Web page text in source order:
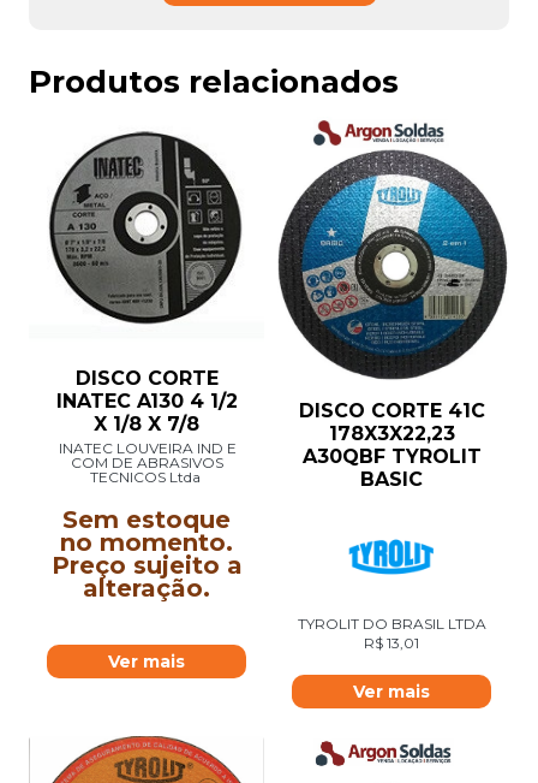
Produtos relacionados
DISCO CORTE
INATEC A130 4 1/2
X 1/8 X 7/8
INATEC LOUVEIRA IND E
COM DE ABRASIVOS
TECNICOS Ltda
Sem estoque
no momento.
Preço sujeito a
alteração.
Ver mais
DISCO CORTE 41C
178X3X22,23
A30QBF TYROLIT
BASIC
TYROLIT DO BRASIL LTDA
R$ 13,01
Ver mais